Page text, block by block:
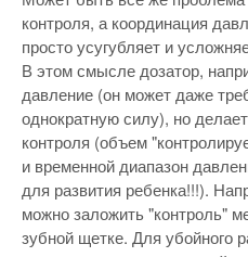
контроля, а координация
просто усугубляет и
В этом смысле дозатор,
давление (он может даже
однократную силу), но
контроля (объем
и временной диапазон
для развития ребенка!!!).
можно заложить "контроль"
зубной щетке. Для убойного